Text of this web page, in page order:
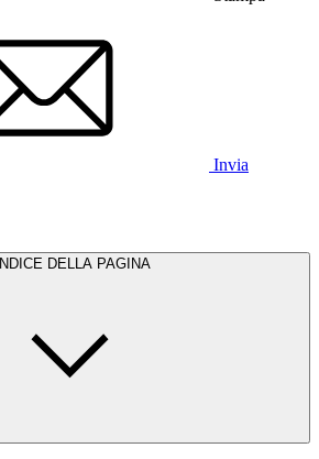
Invia
INDICE DELLA PAGINA